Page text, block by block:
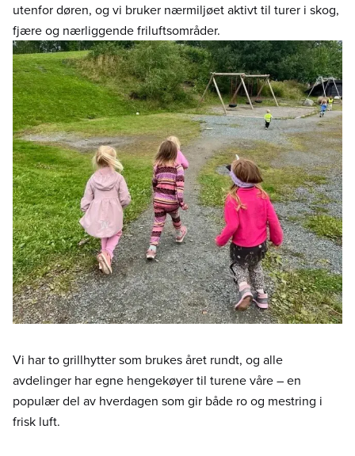
utenfor døren, og vi bruker nærmiljøet aktivt til turer i skog,
fjære og nærliggende friluftsområder.
Vi har to grillhytter som brukes året rundt, og alle
avdelinger har egne hengekøyer til turene våre – en
populær del av hverdagen som gir både ro og mestring i
frisk luft.